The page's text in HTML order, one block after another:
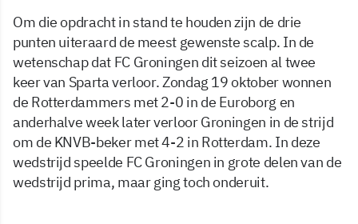
Om die opdracht in stand te houden zijn de drie
punten uiteraard de meest gewenste scalp. In de
wetenschap dat FC Groningen dit seizoen al twee
keer van Sparta verloor. Zondag 19 oktober wonnen
de Rotterdammers met 2-0 in de Euroborg en
anderhalve week later verloor Groningen in de strijd
om de KNVB-beker met 4-2 in Rotterdam. In deze
wedstrijd speelde FC Groningen in grote delen van de
wedstrijd prima, maar ging toch onderuit.